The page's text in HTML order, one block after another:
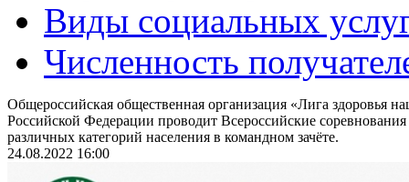
Виды социальных
Численность
Общероссийская общественная организация «Лига здоровья
Российской Федерации проводит Всероссийские
различных категорий населения в командном зачёте.
24.08.2022 16:00